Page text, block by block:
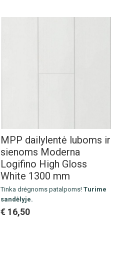
MPP dailylentė luboms ir
sienoms Moderna
Logifino High Gloss
White 1300 mm
Tinka drėgnoms patalpoms! Turime
sandėlyje.
Išmatavimai: 1300 x 190 x 10 mm
Pakuotė: 8 vnt. / 1.976 m2
€ 16,50